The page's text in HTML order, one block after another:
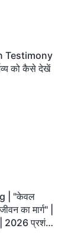
Testimony
को कैसे देखें
| "केवल
का मार्ग" |
प्रशंसा